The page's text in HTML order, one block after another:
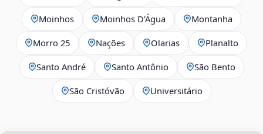
Moinhos Moinhos D'Água Montanha
Morro 25 Nações Olarias Planalto
Santo André Santo Antônio São Bento
São Cristóvão Universitário